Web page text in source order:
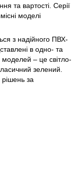
та вартості. Серії
моделі
з надійного ПВХ-
в одно- та
моделей – це світло-
зелений.
за